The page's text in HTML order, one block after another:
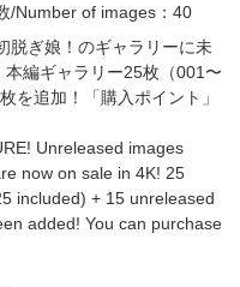
/Number of images：40
脱ぎ娘！のギャラリーに未
編ギャラリー25枚（001〜
を追加！「購入ポイント」
Unreleased images
now on sale in 4K! 25
included) + 15 unreleased
added! You can purchase